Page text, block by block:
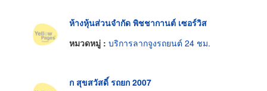
ห้างหุ้นส่วนจำกัด พิชชากานต์ เซอร์วิส
หมวดหมู่ : บริการลากจูงรถยนต์ 24 ชม.
ก สุขสวัสดิ์ รถยก 2007